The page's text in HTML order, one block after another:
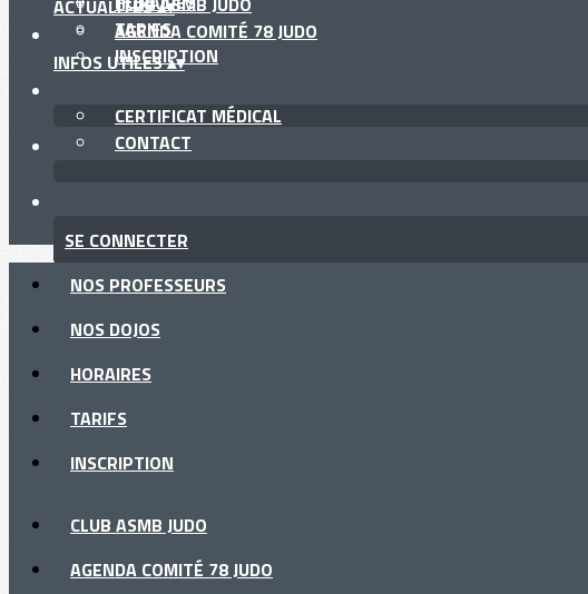
TARIFS
INSCRIPTION
AGENDA COMITÉ 78 JUDO
ACTUALITÉS▴▾
INFOS UTILES▴▾
CERTIFICAT MÉDICAL
CONTACT
SE CONNECTER
NOS PROFESSEURS
NOS DOJOS
HORAIRES
TARIFS
INSCRIPTION
CLUB ASMB JUDO
AGENDA COMITÉ 78 JUDO